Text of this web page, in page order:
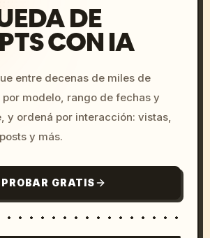
DE
CON IA
entre decenas de miles de
por modelo, rango de fechas y
y ordená por interacción: vistas,
y más.
PROBAR GRATIS